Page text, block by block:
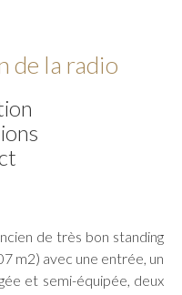
de la radio
de très bon standing
m2) avec une entrée, un
et semi-équipée, deux